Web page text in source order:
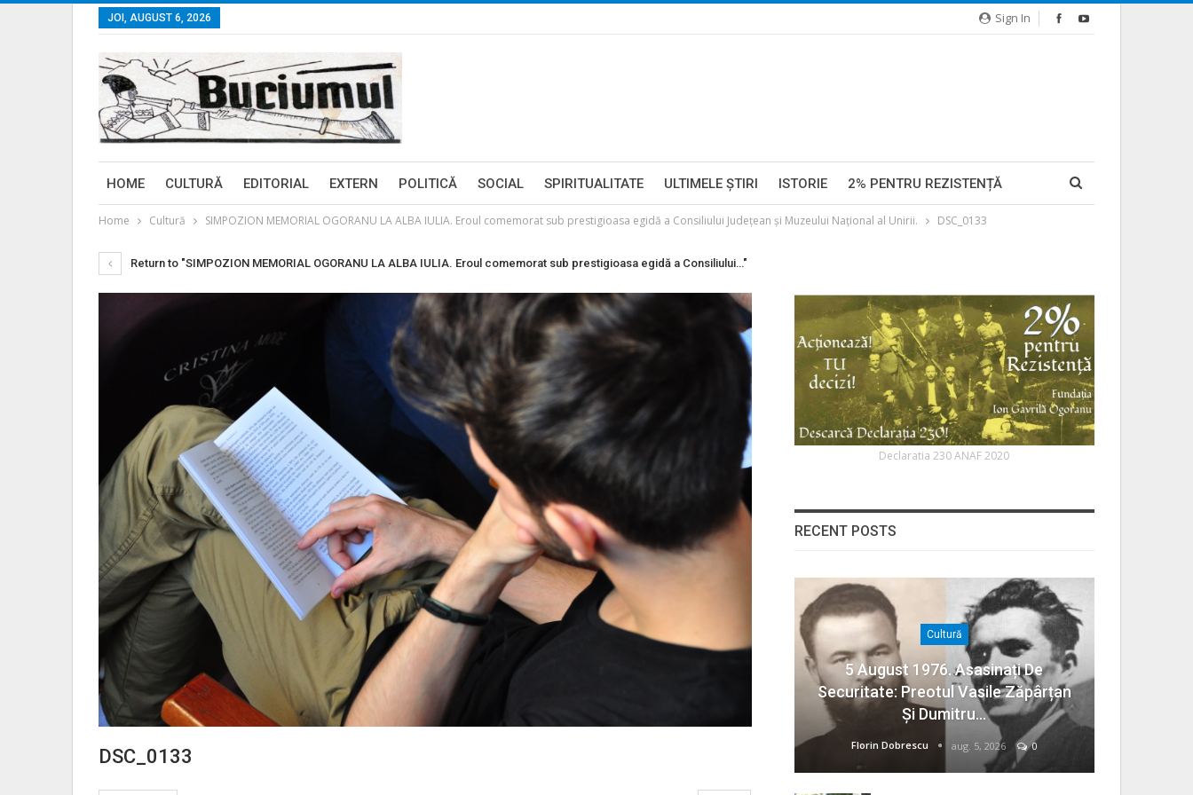
Sign In
JOI, AUGUST 6, 2026
HOME CULTURĂ EDITORIAL EXTERN POLITICĂ SOCIAL SPIRITUALITATE ULTIMELE ŞTIRI ISTORIE 2% PENTRU REZISTENȚĂ
Home Cultură SIMPOZION MEMORIAL OGORANU LA ALBA IULIA. Eroul comemorat sub prestigioasa egidă a Consiliului Judeţean şi Muzeului Naţional al Unirii. DSC_0133
Return to "SIMPOZION MEMORIAL OGORANU LA ALBA IULIA. Eroul comemorat sub prestigioasa egidă a Consiliului…"
DSC_0133
Declaratia 230 ANAF 2020
RECENT POSTS
Cultură
5 August 1976. Asasinați De
Securitate: Preotul Vasile Zăpârțan
Și Dumitru…
Florin Dobrescu aug. 5, 2026 0